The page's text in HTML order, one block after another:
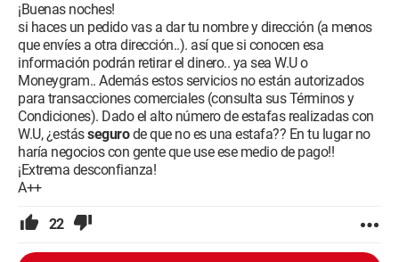
¡Buenas noches!
si haces un pedido vas a dar tu nombre y dirección (a menos
que envíes a otra dirección..). así que si conocen esa
información podrán retirar el dinero.. ya sea W.U o
Moneygram.. Además estos servicios no están autorizados
para transacciones comerciales (consulta sus Términos y
Condiciones). Dado el alto número de estafas realizadas con
W.U, ¿estássegurode que no es una estafa?? En tu lugar no
haría negocios con gente que use ese medio de pago!!
¡Extrema desconfianza!
A++
22